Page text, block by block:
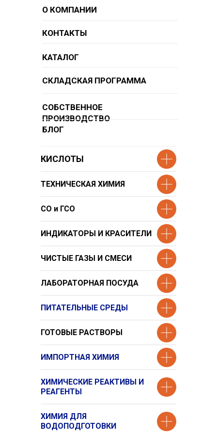
КИСЛОТЫ
ТЕХНИЧЕСКАЯ ХИМИЯ
СО и ГСО
ИНДИКАТОРЫ И КРАСИТЕЛИ
ЧИСТЫЕ ГАЗЫ И СМЕСИ
ЛАБОРАТОРНАЯ ПОСУДА
ПИТАТЕЛЬНЫЕ СРЕДЫ
ГОТОВЫЕ РАСТВОРЫ
ИМПОРТНАЯ ХИМИЯ
ХИМИЧЕСКИЕ РЕАКТИВЫ И
РЕАГЕНТЫ
ХИМИЯ ДЛЯ
ВОДОПОДГОТОВКИ
О КОМПАНИИ
СКЛАДСКАЯ ПРОГРАММА
СОБСТВЕННОЕ
ПРОИЗВОДСТВО
КАТАЛОГ
БЛОГ
КОНТАКТЫ